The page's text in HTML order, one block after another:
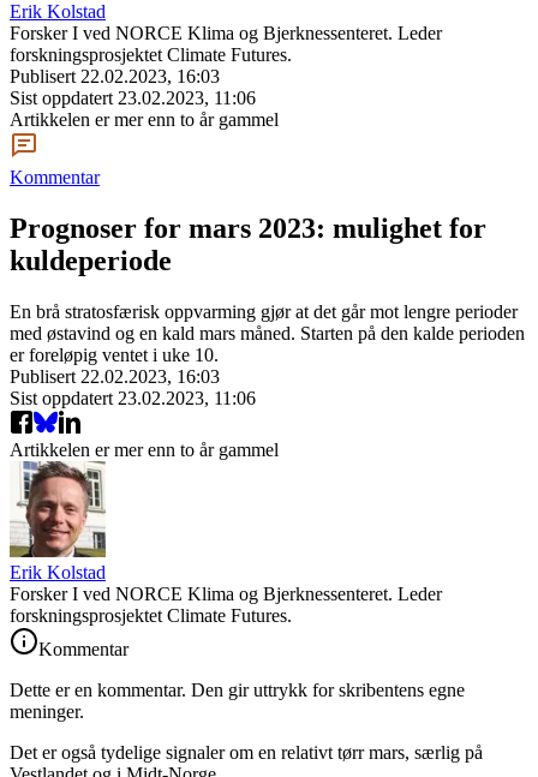
Erik Kolstad
Forsker I ved NORCE Klima og Bjerknessenteret. Leder
forskningsprosjektet Climate Futures.
Publisert 22.02.2023, 16:03
Sist oppdatert 23.02.2023, 11:06
Artikkelen er mer enn to år gammel
Kommentar
Prognoser for mars 2023: mulighet for
kuldeperiode
En brå stratosfærisk oppvarming gjør at det går mot lengre perioder
med østavind og en kald mars måned. Starten på den kalde perioden
er foreløpig ventet i uke 10.
Publisert 22.02.2023, 16:03
Sist oppdatert 23.02.2023, 11:06
Artikkelen er mer enn to år gammel
Erik Kolstad
Forsker I ved NORCE Klima og Bjerknessenteret. Leder
forskningsprosjektet Climate Futures.
Kommentar
Dette er en kommentar. Den gir uttrykk for skribentens egne
meninger.
Det er også tydelige signaler om en relativt tørr mars, særlig på